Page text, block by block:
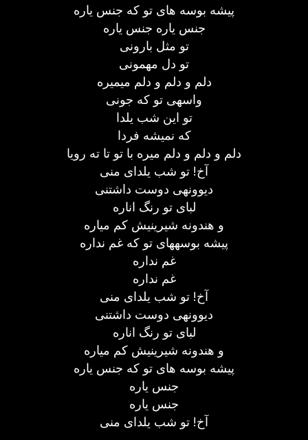
پیشه بوسه های تو که جنس یاره
جنس یاره جنس یاره
تو مثل بارونی
تو دل مهمونی
دلم و دلم و دلم میمیره
واسهی تو که جونی
تو این شب یلدا
که نمیشه فردا
دلم و دلم و دلم میره با تو تا ته رویا
آخ! تو شب یلدای منی
دیوونهی دوست داشتنی
لبای تو رنگ اناره
و هندونه شیرینیش کم میاره
پیشه بوسههای تو که غم نداره
غم نداره
غم نداره
آخ! تو شب یلدای منی
دیوونهی دوست داشتنی
لبای تو رنگ اناره
و هندونه شیرینیش کم میاره
پیشه بوسه های تو که جنس یاره
جنس یاره
جنس یاره
آخ! تو شب یلدای منی